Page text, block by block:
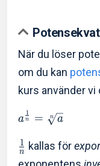
När du löser
om du kan
kurs använder
a n
1 = n a
n
1 kallas för